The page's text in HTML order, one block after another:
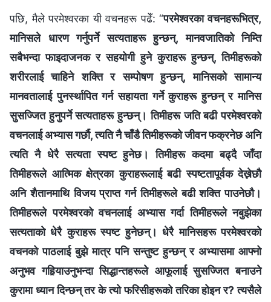
पछि, मैले परमेश्‍वरका यी वचनहरू पढेँ: “परमेश्‍वरका वचनहरूभित्र,
मानिसले धारण गर्नुपर्ने सत्यताहरू हुन्छन्, मानवजातिको निम्ति
सबैभन्दा फाइदाजनक र सहयोगी हुने कुराहरू हुन्छन्, तिमीहरूको
शरीरलाई चाहिने शक्ति र सम्पोषण हुन्छन्, मानिसको सामान्य
मानवतालाई पुनर्स्थापित गर्न सहायता गर्ने कुराहरू हुन्छन् र मानिस
सुसज्जित हुनुपर्ने सत्यताहरू हुन्छन्। तिमीहरू जति बढी परमेश्‍वरको
वचनलाई अभ्यास गर्छौ, त्यति नै चाँडै तिमीहरूको जीवन फक्रनेछ अनि
त्यति नै धेरै सत्यता स्पष्ट हुनेछ। तिमीहरू कदमा बढ्दै जाँदा
तिमीहरूले आत्मिक क्षेत्रका कुराहरूलाई बढी स्पष्टतापूर्वक देख्नेछौ
अनि शैतानमाथि विजय प्राप्त गर्न तिमीहरूले बढी शक्ति पाउनेछौ।
तिमीहरूले परमेश्‍वरको वचनलाई अभ्यास गर्दा तिमीहरूले नबुझेका
सत्यताको धेरै कुराहरू स्पष्ट हुनेछन्। धेरै मानिसहरू परमेश्‍वरको
वचनको पाठलाई बुझे मात्र पनि सन्तुष्ट हुन्छन् र अभ्यासमा आफ्नो
अनुभव गहिर्‍याउनुभन्दा सिद्धान्तहरूले आफूलाई सुसज्जित बनाउने
कुरामा ध्यान दिन्छन् तर के त्यो फरिसीहरूको तरिका होइन र? त्यसैले